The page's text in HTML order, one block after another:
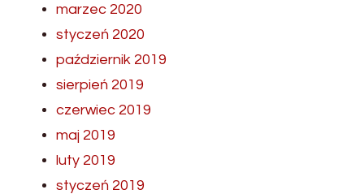
marzec 2020
styczeń 2020
październik 2019
sierpień 2019
czerwiec 2019
maj 2019
luty 2019
styczeń 2019